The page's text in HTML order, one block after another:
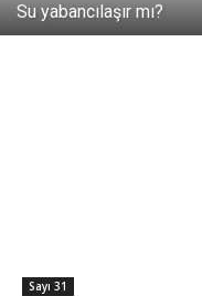
Su yabancılaşır mı?
Sayı 31